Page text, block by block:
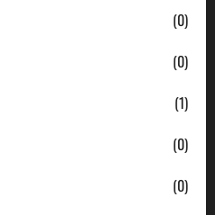
(0)
(0)
(1)
(0)
(0)